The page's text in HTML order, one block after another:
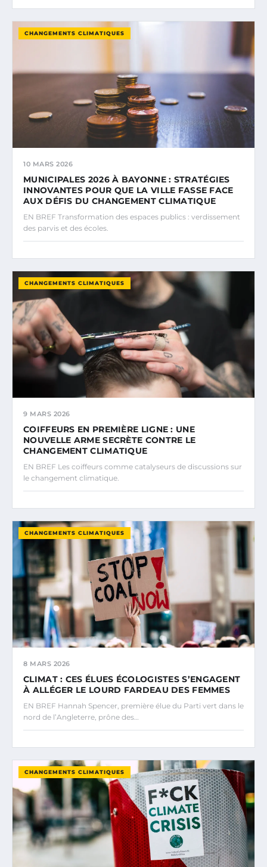
CHANGEMENTS CLIMATIQUES
10 MARS 2026
MUNICIPALES 2026 À BAYONNE : STRATÉGIES
INNOVANTES POUR QUE LA VILLE FASSE FACE
AUX DÉFIS DU CHANGEMENT CLIMATIQUE
EN BREF Transformation des espaces publics : verdissement
des parvis et des écoles.
CHANGEMENTS CLIMATIQUES
9 MARS 2026
COIFFEURS EN PREMIÈRE LIGNE : UNE
NOUVELLE ARME SECRÈTE CONTRE LE
CHANGEMENT CLIMATIQUE
EN BREF Les coiffeurs comme catalyseurs de discussions sur
le changement climatique.
CHANGEMENTS CLIMATIQUES
8 MARS 2026
CLIMAT : CES ÉLUES ÉCOLOGISTES S’ENGAGENT
À ALLÉGER LE LOURD FARDEAU DES FEMMES
EN BREF Hannah Spencer, première élue du Parti vert dans le
nord de l’Angleterre, prône des…
CHANGEMENTS CLIMATIQUES